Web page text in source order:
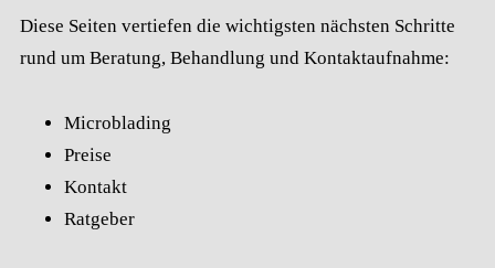
Diese Seiten vertiefen die wichtigsten nächsten Schritte
rund um Beratung, Behandlung und Kontaktaufnahme:
Microblading
Preise
Kontakt
Ratgeber